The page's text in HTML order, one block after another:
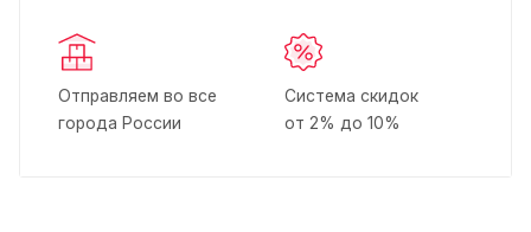
Отправляем во все
города России
Система скидок
от 2% до 10%